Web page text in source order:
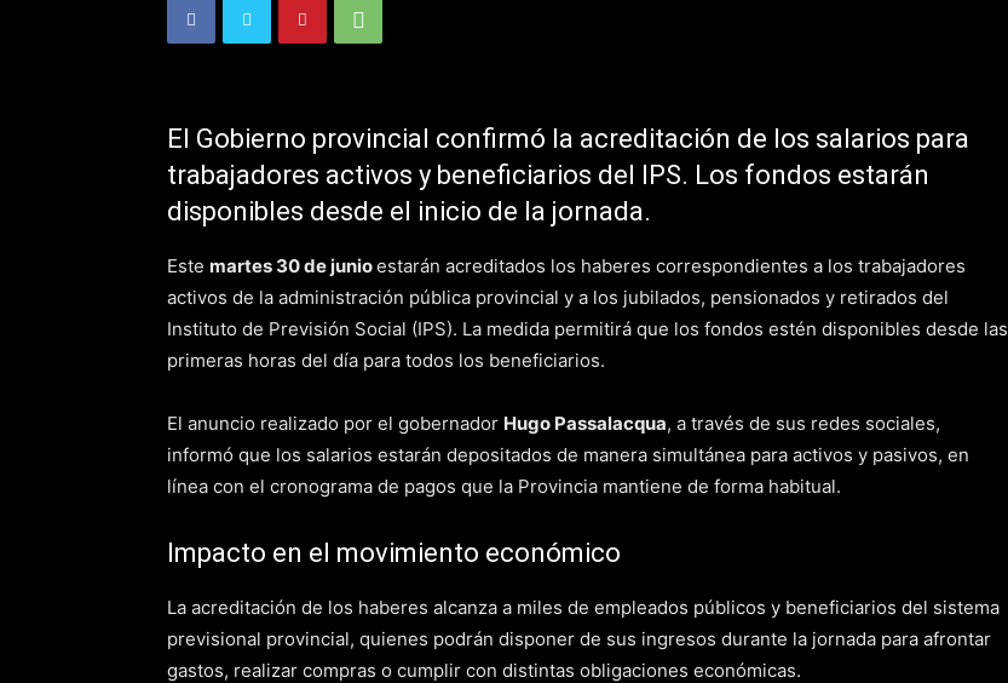
El Gobierno provincial confirmó la acreditación de los salarios para
trabajadores activos y beneficiarios del IPS. Los fondos estarán
disponibles desde el inicio de la jornada.
Este martes 30 de junioestarán acreditados los haberes correspondientes a los trabajadores
activos de la administración pública provincial y a los jubilados, pensionados y retirados del
Instituto de Previsión Social (IPS). La medida permitirá que los fondos estén disponibles desde las
primeras horas del día para todos los beneficiarios.
El anuncio realizado por el gobernador Hugo Passalacqua, a través de sus redes sociales,
informó que los salarios estarán depositados de manera simultánea para activos y pasivos, en
línea con el cronograma de pagos que la Provincia mantiene de forma habitual.
Impacto en el movimiento económico
La acreditación de los haberes alcanza a miles de empleados públicos y beneficiarios del sistema
previsional provincial, quienes podrán disponer de sus ingresos durante la jornada para afrontar
gastos, realizar compras o cumplir con distintas obligaciones económicas.